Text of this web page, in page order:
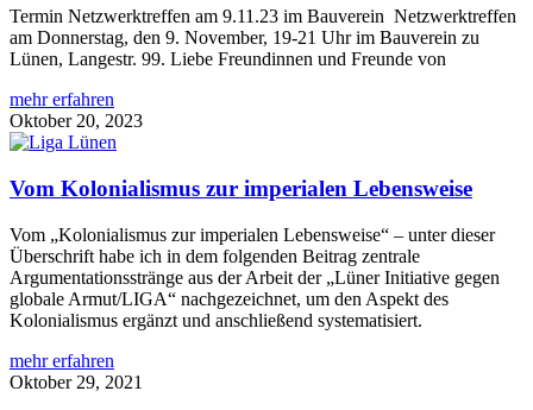
Termin Netzwerktreffen am 9.11.23 im Bauverein Netzwerktreffen
am Donnerstag, den 9. November, 19-21 Uhr im Bauverein zu
Lünen, Langestr. 99. Liebe Freundinnen und Freunde von
mehr erfahren
Oktober 20, 2023
Vom Kolonialismus zur imperialen Lebensweise
Vom „Kolonialismus zur imperialen Lebensweise“ – unter dieser
Überschrift habe ich in dem folgenden Beitrag zentrale
Argumentationsstränge aus der Arbeit der „Lüner Initiative gegen
globale Armut/LIGA“ nachgezeichnet, um den Aspekt des
Kolonialismus ergänzt und anschließend systematisiert.
mehr erfahren
Oktober 29, 2021